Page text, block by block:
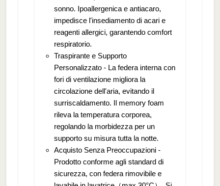
sonno. Ipoallergenica e antiacaro,
impedisce l'insediamento di acari e
reagenti allergici, garantendo comfort
respiratorio.
Traspirante e Supporto
Personalizzato - La federa interna con
fori di ventilazione migliora la
circolazione dell'aria, evitando il
surriscaldamento. Il memory foam
rileva la temperatura corporea,
regolando la morbidezza per un
supporto su misura tutta la notte.
Acquisto Senza Preoccupazioni -
Prodotto conforme agli standard di
sicurezza, con federa rimovibile e